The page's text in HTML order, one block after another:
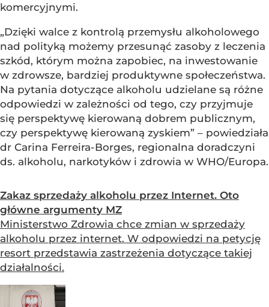
komercyjnymi.
„Dzięki walce z kontrolą przemysłu alkoholowego
nad polityką możemy przesunąć zasoby z leczenia
szkód, którym można zapobiec, na inwestowanie
w zdrowsze, bardziej produktywne społeczeństwa.
Na pytania dotyczące alkoholu udzielane są różne
odpowiedzi w zależności od tego, czy przyjmuje
się perspektywę kierowaną dobrem publicznym,
czy perspektywę kierowaną zyskiem” – powiedziała
dr Carina Ferreira-Borges, regionalna doradczyni
ds. alkoholu, narkotyków i zdrowia w WHO/Europa.
Zakaz sprzedaży alkoholu przez Internet. Oto
główne argumenty MZ
Ministerstwo Zdrowia chce zmian w sprzedaży
alkoholu przez internet. W odpowiedzi na petycję
resort przedstawia zastrzeżenia dotyczące takiej
działalności.